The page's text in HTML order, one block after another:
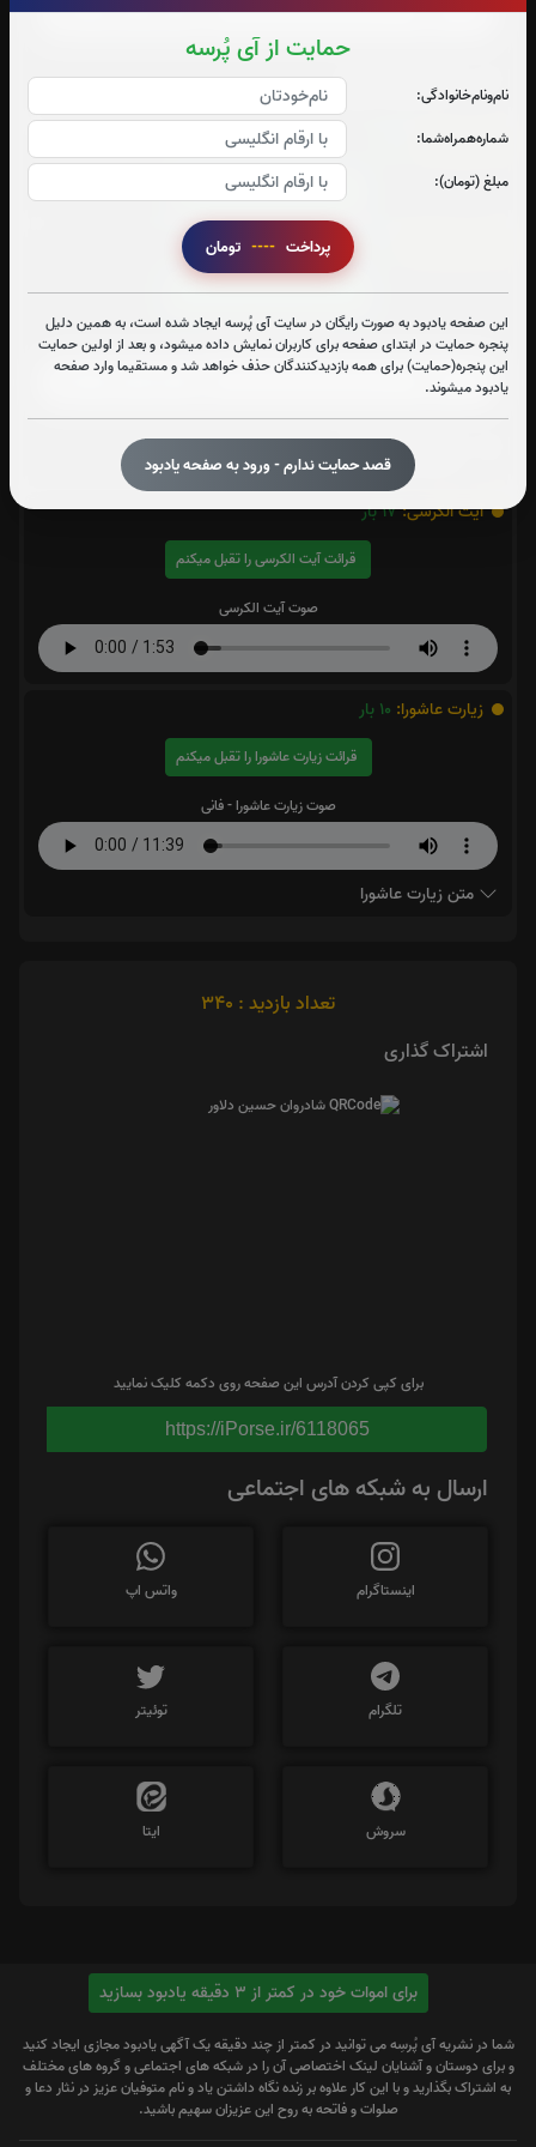
حمایت از آی پُرسه
نام‌و‌نام‌خانوادگی:
شماره‌همراه‌شما:
مبلغ (تومان):
پرداخت ----
این صفحه یادبود به صورت رایگان در سایت آی پُرسه ایجاد شده است، به همین دلیل
پنجره حمایت در ابتدای صفحه برای کاربران نمایش داده میشود، و بعد از اولین حمایت
این پنجره(حمایت) برای همه بازدیدکنندگان حذف خواهد شد و مستقیما وارد صفحه
یادبود میشوند.
قصد حمایت ندارم - ورود به صفحه یادبود
متن سوره یاسین
سوره قدر:
قرائت سوره قدر را تقبل میکنم
قرائت سوره واقعه را تقبل میکنم
صوت سوره واقعه
متن سوره واقعه
آیت الکرسی:17بار
قرائت آیت الکرسی را تقبل میکنم
صوت آیت الکرسی
زیارت عاشورا: 10 بار
قرائت زیارت عاشورا را تقبل میکنم
صوت زیارت عاشورا - فانی
متن زیارت عاشورا
تعداد بازدید : 340
اشتراک گذاری
برای کپی کردن آدرس این صفحه روی دکمه کلیک نمایید
https://iPorse.ir/6118065
ارسال به شبکه های اجتماعی
اینستاگرام واتس اپ
تلگرام توئیتر
سروش ایتا
برای اموات خود در کمتر از 3 دقیقه یادبود بسازید
شما در نشریه آی پُرسِه می توانید در کمتر از چند دقیقه یک آگهی یادبود مجازی ایجاد کنید
و برای دوستان و آشنایان لینک اختصاصی آن را در شبکه های اجتماعی و گروه های مختلف
به اشتراک بگذارید و با این کار علاوه بر زنده نگاه داشتن یاد و نام متوفیان عزیز در نثار دعا و
صلوات و فاتحه به روح این عزیزان سهیم باشید.